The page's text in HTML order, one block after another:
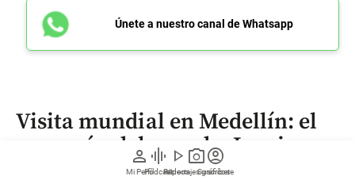
person
Mi Perfil
graphic_eq
Pódcast
play_arrow
Videos
photo_camera
Reportajes gráficos
account_circle
Suscríbete
Únete a nuestro canal de Whatsapp
Visita mundial en Medellín: el
campeón del mundo, Lamine
Yamal, está en la ciudad